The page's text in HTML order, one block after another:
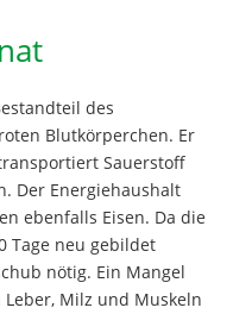
des
Blutkörperchen. Er
Sauerstoff
Der Energiehaushalt
ebenfalls Eisen. Da die
Tage neu gebildet
nötig. Ein Mangel
Milz und Muskeln